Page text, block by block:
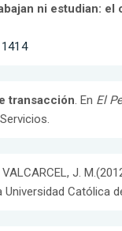
ni estudian: el
transacción. En El
VALCARCEL, J.
Universidad Católica